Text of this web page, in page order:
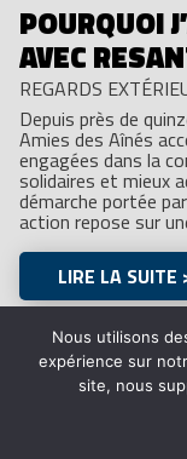
POURQUOI
AVEC
REGARDS
Depuis près de
Amies des Aînés
engagées dans la
solidaires et mieux
démarche portée
action repose sur
LIRE LA SUITE
Nous utilisons
expérience sur
site, nous